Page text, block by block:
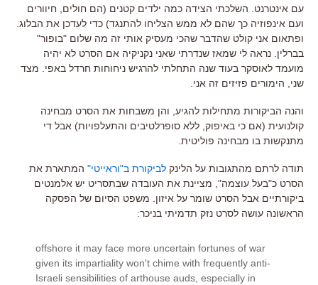
עם אינטרנט. השלכתי הצידה כמה ילדים קטנים (הם חולים, חיוורים
ועם אינפוזיה כך שהם לא ממש הצליחו להתנגד) כדי לעדכן את הבלוג.
ופתאום אני קולט שהדבר שהכי מעסיק אותי זה מה שלום "בופור"
בברלין. נראה לי שמאז שנדרתי שאני נקניקיה אם הסרט לא יהיה
מועמד לאוסקר בעוד שנה התחלתי להרגיש ניחוחות חרדל באפי. מצד
שני, הימורים פזיזים זה אני.
והנה הביקורות מתחילות להגיע, והן משבחות את הסרט מבחינה
קולנועית (אם כי באיפוק, ללא סופרלטיבים והתעלפויות) אבל די
מתנקשות בו מבחינה פוליטית.
תודה לרתם מהתגובות על הלינק לביקורת ב"וראייטי" המתארת את
הסרט כ"בעל עוצמה", מציינת את העובדה שבתסריט יש אלמנטים
ביקורתיים אבל הסרט שומר על איזון. משפט הסיום של הפסקה
הראשונה עושה לסרט נזק תדמיתי בניכר:
offshore it may face more uncertain fortunes of war
given its impartiality won't chime with frequently anti-
Israeli sensibilities of arthouse auds, especially in